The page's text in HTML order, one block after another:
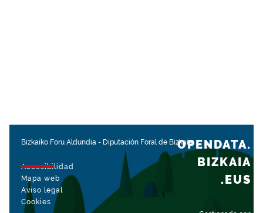
Bizkaiko Foru Aldundia - Diputación Foral de Bizkaia
Accesibilidad
Mapa web
Aviso legal
Cookies
OPENDATA.
BIZKAIA
.EUS